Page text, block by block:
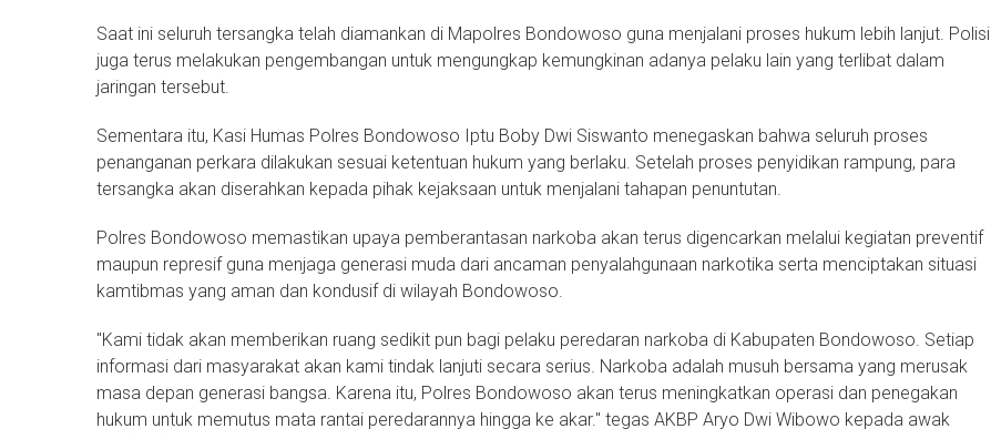
Saat ini seluruh tersangka telah diamankan di Mapolres Bondowoso guna menjalani proses hukum lebih lanjut. Polisi
juga terus melakukan pengembangan untuk mengungkap kemungkinan adanya pelaku lain yang terlibat dalam
jaringan tersebut.
Sementara itu, Kasi Humas Polres Bondowoso Iptu Boby Dwi Siswanto menegaskan bahwa seluruh proses
penanganan perkara dilakukan sesuai ketentuan hukum yang berlaku. Setelah proses penyidikan rampung, para
tersangka akan diserahkan kepada pihak kejaksaan untuk menjalani tahapan penuntutan.
Polres Bondowoso memastikan upaya pemberantasan narkoba akan terus digencarkan melalui kegiatan preventif
maupun represif guna menjaga generasi muda dari ancaman penyalahgunaan narkotika serta menciptakan situasi
kamtibmas yang aman dan kondusif di wilayah Bondowoso.
"Kami tidak akan memberikan ruang sedikit pun bagi pelaku peredaran narkoba di Kabupaten Bondowoso. Setiap
informasi dari masyarakat akan kami tindak lanjuti secara serius. Narkoba adalah musuh bersama yang merusak
masa depan generasi bangsa. Karena itu, Polres Bondowoso akan terus meningkatkan operasi dan penegakan
hukum untuk memutus mata rantai peredarannya hingga ke akar." tegas AKBP Aryo Dwi Wibowo kepada awak